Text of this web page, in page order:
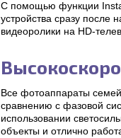
С помощью функции
устройства сразу после
видеоролики на HD-
Все фотоаппараты
сравнению с фазовой
использовании
объекты и отлично